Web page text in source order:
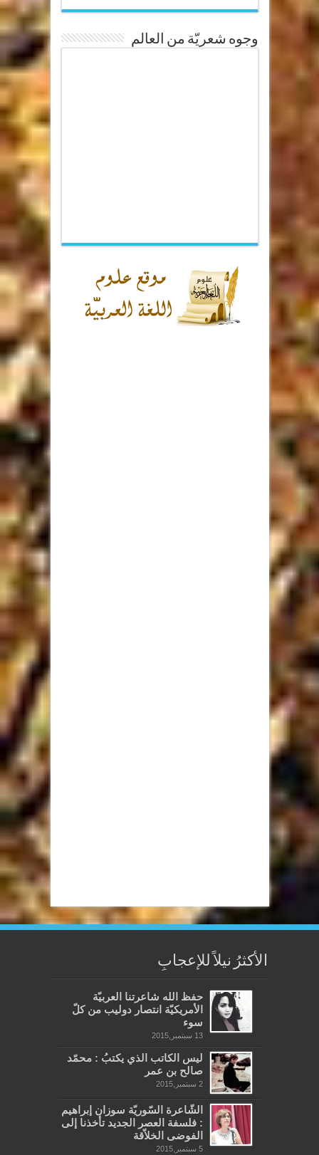
وجوه شعريّة من العالم
الأكثرُ نيلاً للإعجابِ
حفظ الله شاعرتنا العربيّة
الأمريكيّة انتصار دوليب من كلّ
سوء
13 سبتمبر,2015
ليس الكاتب الذي يكتبُ : محمّد
صالح بن عمر
2 سبتمبر,2015
الشّاعرة السّوريّة سوزان إبراهيم
: فلسفة العصر الجديد تأخذنا إلى
الفوضى الخلاّقة
5 سبتمبر,2015